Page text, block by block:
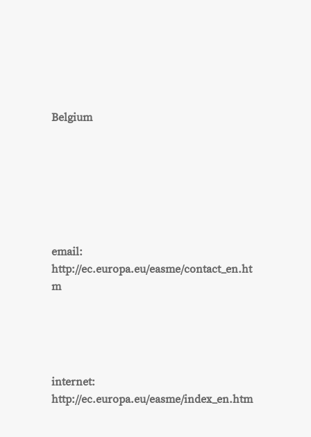
Belgium
email:
http://ec.europa.eu/easme/contact_en.ht
m
internet:
http://ec.europa.eu/easme/index_en.htm